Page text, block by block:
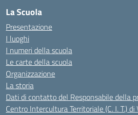
La Scuola
Presentazione
I luoghi
I numeri della scuola
Le carte della scuola
Organizzazione
La storia
Dati di contatto del Responsabile della
Centro Intercultura Territoriale (C. I. T.)